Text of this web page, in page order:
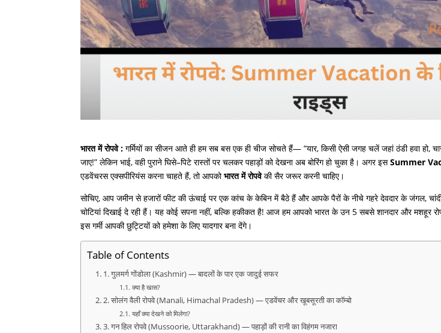
भारत में रोपवे : गर्मियों का सीजन आते ही हम सब बस एक ही चीज सोचते हैं— “यार,किसी ऐसी जगह चलें जहां ठंडी हवा हो,
जाए!”लेकिन भाई,वही पुराने घिसे–पिटे रास्तों पर चलकर पहाड़ों को देखना अब बोरिंग हो चुका है। अगर इस Summer
एडवेंचरस एक्सपीरियंस करना चाहते हैं,तो आपकोभारत में रोपवेकी सैर जरूर करनी चाहिए।
सोचिए,आप जमीन से हजारों फीट की ऊंचाई पर एक कांच के केबिन में बैठे हैं और आपके पैरों के नीचे गहरे देवदार के जंगल,
चोटियां दिखाई दे रही हैं। यह कोई सपना नहीं,बल्कि हकीकत है!आज हम आपको भारत के उन 5सबसे शानदार और मशहूर
इस गर्मी आपकी छुट्टियों को हमेशा के लिए यादगार बना देंगे।
Table of Contents
1. गुलमर्ग गोंडोला (Kashmir) — बादलों के पार एक जादुई सफर
क्या है खास?
2. सोलंग वैली रोपवे (Manali, Himachal Pradesh) — एडवेंचर और खूबसूरती का कॉम्बो
यहाँ क्या देखने को मिलेगा?
3. गन हिल रोपवे (Mussoorie, Uttarakhand) — पहाड़ों की रानी का विहंगम नजारा